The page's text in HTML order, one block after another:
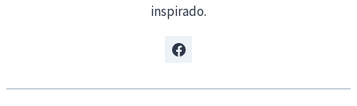
inspirado.